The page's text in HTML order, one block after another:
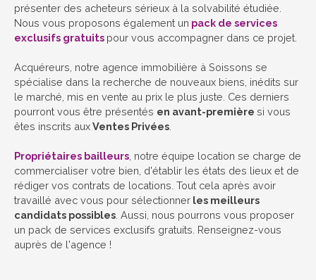
présenter des acheteurs sérieux à la solvabilité étudiée.
Nous vous proposons également un pack de services
exclusifs gratuits pour vous accompagner dans ce projet.
Acquéreurs, notre agence immobilière à Soissons se
spécialise dans la recherche de nouveaux biens, inédits sur
le marché, mis en vente au prix le plus juste. Ces derniers
pourront vous être présentés en avant-première si vous
êtes inscrits auxVentes Privées
Propriétaires bailleurs , notre équipe location se charge de
commercialiser votre bien, d'établir les états des lieux et de
rédiger vos contrats de locations. Tout cela après avoir
travaillé avec vous pour sélectionner les meilleurs
candidats possibles . Aussi, nous pourrons vous proposer
un pack de services exclusifs gratuits. Renseignez-vous
auprès de l'agence !